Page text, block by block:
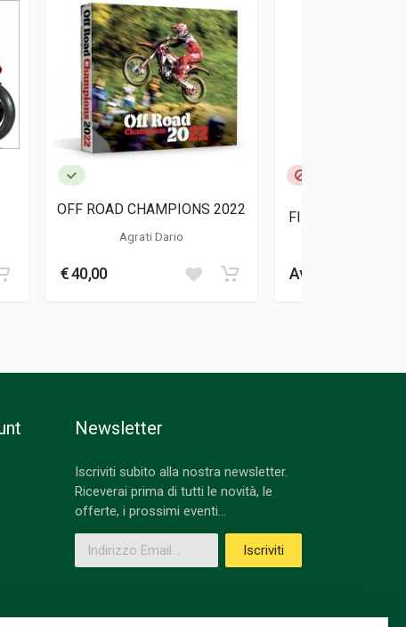
OFF ROAD CHAMPIONS 2022
Agrati Dario
€ 40,00
FILOSOFIA E
Avvisami
Newsletter
Iscriviti subito alla nostra newsletter.
Riceverai prima di tutti le novità, le
offerte, i prossimi eventi...
Indirizzo Email
Iscriviti